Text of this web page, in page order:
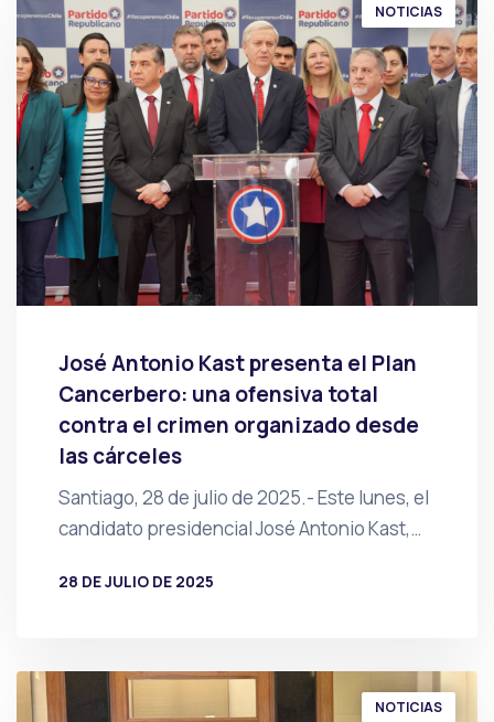
NOTICIAS
José Antonio Kast presenta el Plan
Cancerbero: una ofensiva total
contra el crimen organizado desde
las cárceles
Santiago, 28 de julio de 2025.- Este lunes, el
candidato presidencial José Antonio Kast,…
28 DE JULIO DE 2025
NOTICIAS